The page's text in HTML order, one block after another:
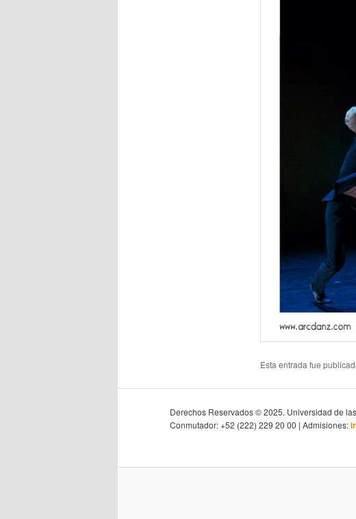
Esta entrada fue
Derechos Reservados © 2025. Universidad de
Conmutador: +52 (222) 229 20 00 | Admisiones: